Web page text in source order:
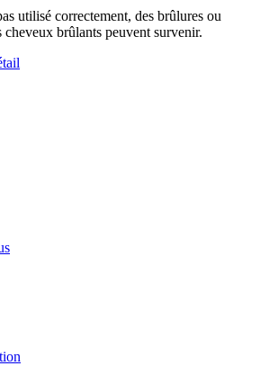
utilisé correctement, des brûlures ou
cheveux brûlants peuvent survenir.